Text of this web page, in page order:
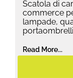
Scatola di
commerce
lampade,
Read More...